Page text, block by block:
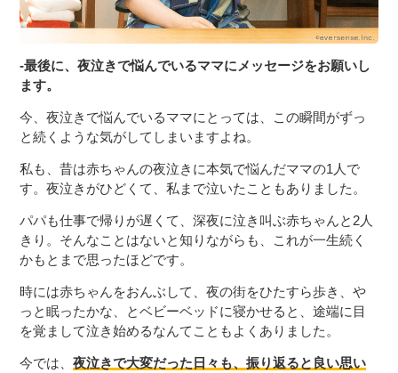
-最後に、夜泣きで悩んでいるママにメッセージをお願いし
ます。
今、夜泣きで悩んでいるママにとっては、この瞬間がずっ
と続くような気がしてしまいますよね。
私も、昔は赤ちゃんの夜泣きに本気で悩んだママの1人で
す。夜泣きがひどくて、私まで泣いたこともありました。
パパも仕事で帰りが遅くて、深夜に泣き叫ぶ赤ちゃんと2人
きり。そんなことはないと知りながらも、これが一生続く
かもとまで思ったほどです。
時には赤ちゃんをおんぶして、夜の街をひたすら歩き、や
っと眠ったかな、とベビーベッドに寝かせると、途端に目
を覚まして泣き始めるなんてこともよくありました。
今では、夜泣きで大変だった日々も、振り返ると良い思い